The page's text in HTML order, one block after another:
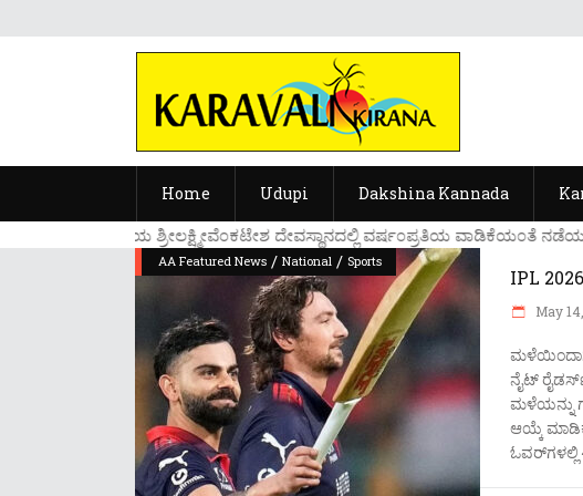
Home Udupi Dakshina Kannada
....ಉಡುಪಿಯ ಶ್ರೀಲಕ್ಷ್ಮೀವೆ೦ಕಟೇಶ ದೇವಸ್ಥಾನದಲ್ಲಿ ವರ್ಷ೦ಪ್ರತಿಯ ವಾಡಿಕೆಯ೦ತೆ
AA Featured News / National / Sports
IPL
May
ಮಳೆಯಿಂದಾಗಿ
ನೈಟ್
ಮಳೆಯನ್ನು
ಆಯ್ಕೆ
ಓವರ್‌ಗಳಲ್ಲಿ